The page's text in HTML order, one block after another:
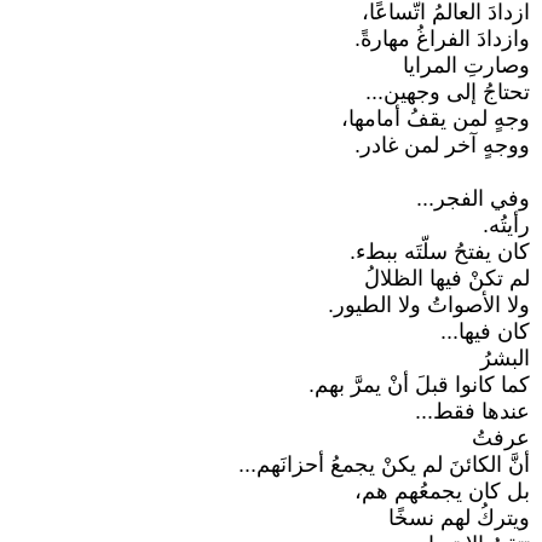
ازدادَ العالمُ اتّساعًا،
وازدادَ الفراغُ مهارةً.
وصارتِ المرايا
تحتاجُ إلى وجهين...
وجهٍ لمن يقفُ أمامها،
ووجهٍ آخر لمن غادر.
وفي الفجر...
رأيتُه.
كان يفتحُ سلّتَه ببطء.
لم تكنْ فيها الظلالُ
ولا الأصواتُ ولا الطيور.
كان فيها...
البشرُ
كما كانوا قبلَ أنْ يمرَّ بهم.
عندها فقط...
عرفتُ
أنَّ الكائنَ لم يكنْ يجمعُ أحزانَهم...
بل كان يجمعُهم هم،
ويتركُ لهم نسخًا